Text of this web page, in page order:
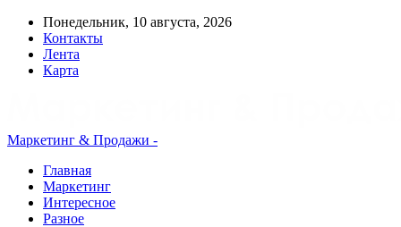
Понедельник, 10 августа, 2026
Контакты
Лента
Карта
Маркетинг & Продажи -
Главная
Маркетинг
Интересное
Разное